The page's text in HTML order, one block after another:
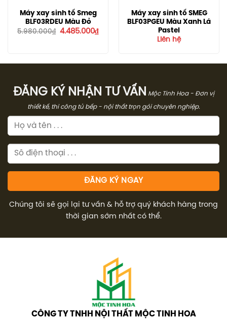
Máy xay sinh tố Smeg
BLF03RDEU Màu Đỏ
5.980.000₫ Giá
4.485.000₫Giá
hiện
Máy xay sinh tố SMEG
BLF03PGEU Màu Xanh Lá
Pastel
Liên hệ
ĐĂNG KÝ NHẬN TƯ VẤN Mộc Tinh Hoa - Đơn vị
thiết kế, thi công tủ bếp - nội thất trọn gói chuyên nghiệp.
Chúng tôi sẽ gọi lại tư vấn & hỗ trợ quý khách hàng trong
thời gian sớm nhất có thể.
CÔNG TY TNHH NỘI THẤT MỘC TINH HOA